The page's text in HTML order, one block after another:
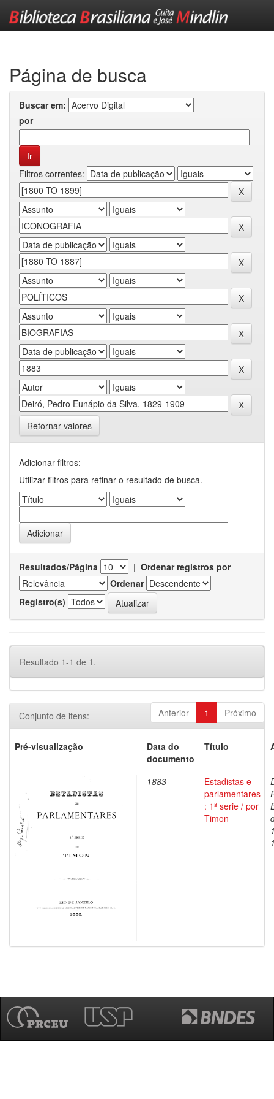
Página de busca
Buscar em:
por
Filtros correntes:
Retornar valores
Adicionar filtros:
Utilizar filtros para refinar o resultado de busca.
Resultados/Página | Ordenar registros por
Ordenar
Registro(s)
Resultado 1-1 de 1.
Anterior 1 Próximo
Conjunto de itens:
Pré-visualização
Data do
documento
Título
1883
Estadistas e
parlamentares
: 1ª serie / por
Timon